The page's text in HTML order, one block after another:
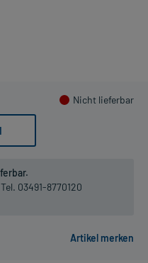
Nicht lieferbar
Tel. 03491-8770120